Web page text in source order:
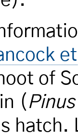
of
(
hatch.